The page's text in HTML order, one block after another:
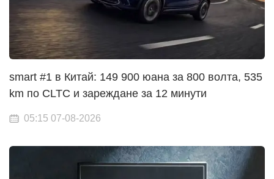
smart #1 в Китай: 149 900 юана за 800 волта, 535
km по CLTC и зареждане за 12 минути
05:15 07-08-2026